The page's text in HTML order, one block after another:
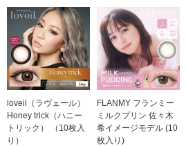
loveil（ラヴェール）
Honey trick（ハニー
トリック） （10枚入
り）
FLANMY フランミー
ミルクプリン 佐々木
希イメージモデル (10
枚入り)